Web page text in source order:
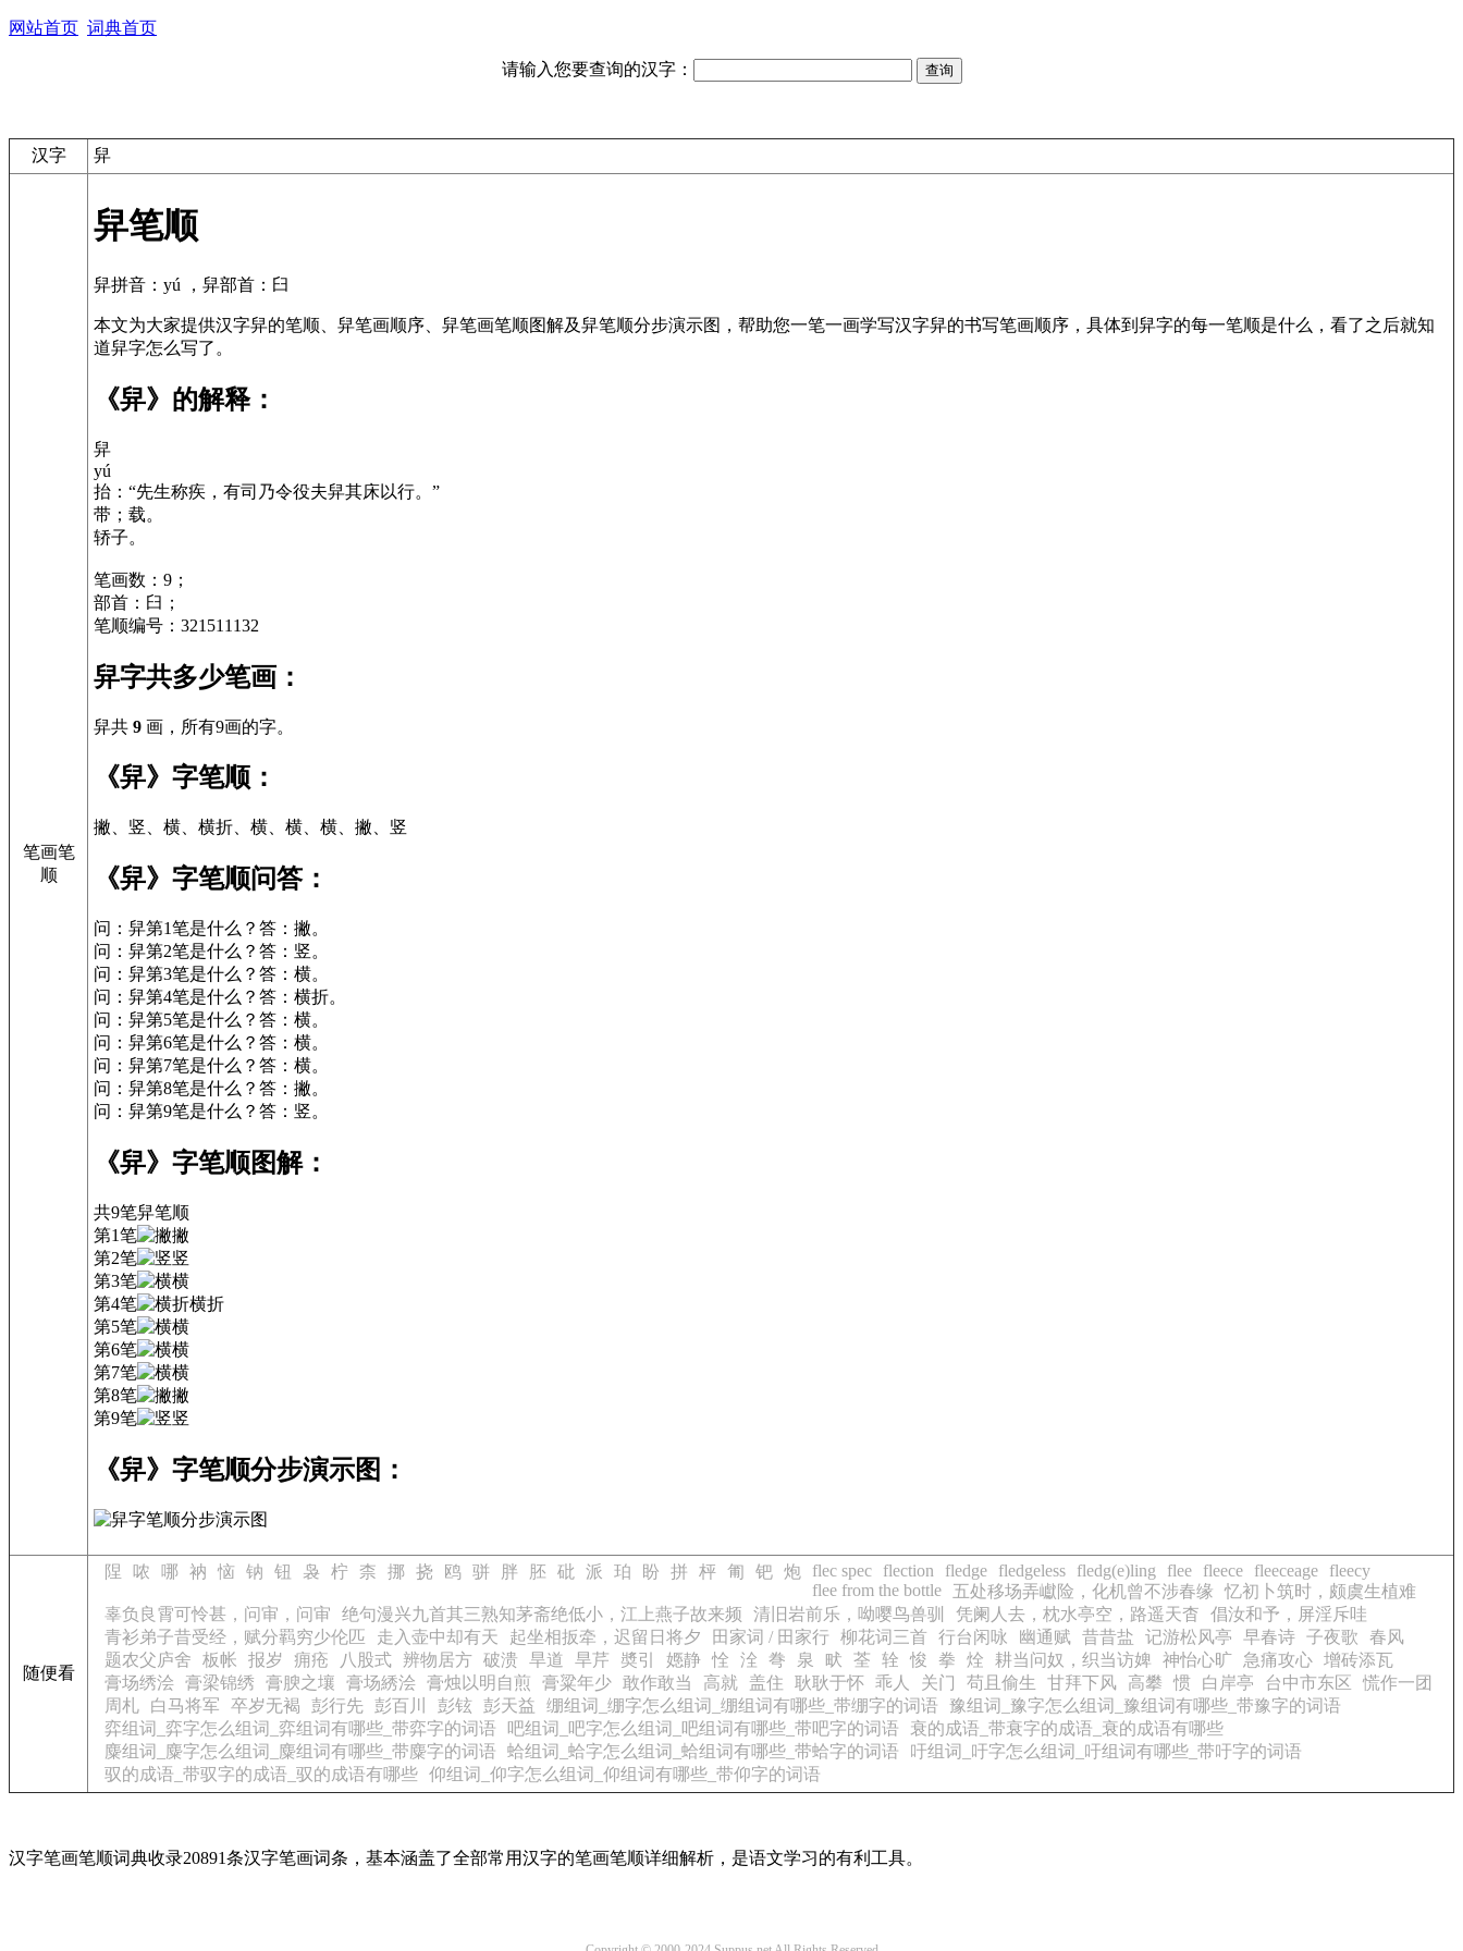
网站首页 词典首页
请输入您要查询的汉字：
汉字 舁
笔画笔
顺
舁笔顺
舁拼音：yú ，舁部首：臼
本文为大家提供汉字舁的笔顺、舁笔画顺序、舁笔画笔顺图解及舁笔顺分步演示图，帮助您一笔一画学写汉字舁的书写笔画顺序，具体到舁字的每一笔顺是什么，看了之后就知
道舁字怎么写了。
《舁》的解释：
舁
yú
抬：“先生称疾，有司乃令役夫舁其床以行。”
带；载。
轿子。
笔画数：9；
部首：臼；
笔顺编号：321511132
舁字共多少笔画：
舁共 9 画，所有9画的字。
《舁》字笔顺：
撇、竖、横、横折、横、横、横、撇、竖
《舁》字笔顺问答：
问：舁第1笔是什么？答：撇。
问：舁第2笔是什么？答：竖。
问：舁第3笔是什么？答：横。
问：舁第4笔是什么？答：横折。
问：舁第5笔是什么？答：横。
问：舁第6笔是什么？答：横。
问：舁第7笔是什么？答：横。
问：舁第8笔是什么？答：撇。
问：舁第9笔是什么？答：竖。
《舁》字笔顺图解：
共9笔舁笔顺
第1笔
撇
第2笔
竖
第3笔
横
第4笔
横折
第5笔
横
第6笔
横
第7笔
横
第8笔
撇
第9笔
竖
《舁》字笔顺分步演示图：
随便看
陧 哝 哪 衲 恼 钠 钮 袅 柠 柰 挪 挠 鸥 骈 胖 胚 砒 派 珀 盼 拼 枰 匍 钯 炮 flec spec flection fledge fledgeless fledg(e)ling flee fleece fleeceage
fleecy
flee from the bottle
五处移场弄巘险，化机曾不涉春缘
忆初卜筑时，颇虞生植难
辜负良霄可怜甚，问审，问审
绝句漫兴九首其三熟知茅斋绝低小，江上燕子故来频 清旧岩前乐，呦嘤鸟兽驯 凭阑人去，枕水亭空，路遥天杳
倡汝和予，屏淫斥哇
青衫弟子昔受经，赋分羁穷少伦匹
走入壶中却有天 起坐相扳牵，迟留日将夕 田家词 / 田家行 柳花词三首 行台闲咏 幽通赋 昔昔盐 记游松风亭 早春诗 子夜歌
春风
题农父庐舍
板帐 报岁 痈疮 八股式 辨物居方 破溃 旱道 旱芹 奬引 嫕静 恮 洤 弮 泉 畎 荃 辁 悛 拳 烇 耕当问奴，织当访婢 神怡心旷 急痛攻心 增砖添瓦
膏场绣浍 膏梁锦绣 膏腴之壤 膏场綉浍 膏烛以明自煎 膏粱年少 敢作敢当 高就 盖住 耿耿于怀 乖人 关门 苟且偷生 甘拜下风 高攀 惯 白岸亭 台中市东区
慌作一团
周札
白马将军 卒岁无褐 彭行先 彭百川 彭铉 彭天益 绷组词_绷字怎么组词_绷组词有哪些_带绷字的词语
豫组词_豫字怎么组词_豫组词有哪些_带豫字的词语
弈组词_弈字怎么组词_弈组词有哪些_带弈字的词语
吧组词_吧字怎么组词_吧组词有哪些_带吧字的词语
衰的成语_带衰字的成语_衰的成语有哪些
麋组词_麋字怎么组词_麋组词有哪些_带麋字的词语
蛤组词_蛤字怎么组词_蛤组词有哪些_带蛤字的词语
吁组词_吁字怎么组词_吁组词有哪些_带吁字的词语
驭的成语_带驭字的成语_驭的成语有哪些 仰组词_仰字怎么组词_仰组词有哪些_带仰字的词语
汉字笔画笔顺词典收录20891条汉字笔画词条，基本涵盖了全部常用汉字的笔画笔顺详细解析，是语文学习的有利工具。